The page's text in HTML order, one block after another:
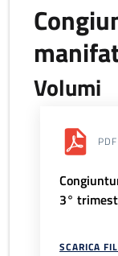
Volumi
PDF
3°
SCARICA